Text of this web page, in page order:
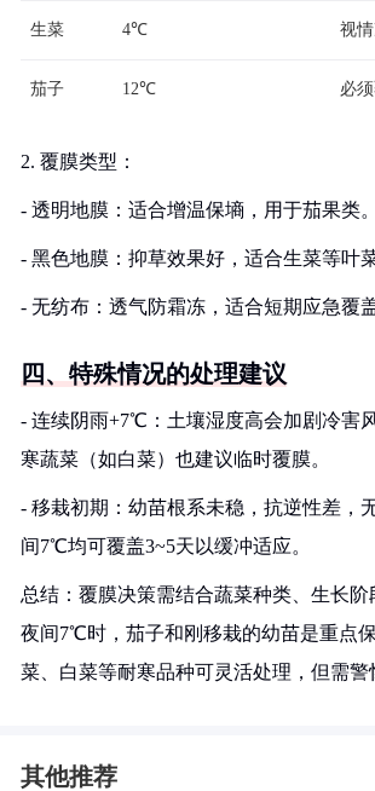
生菜 4℃ 视
茄子 12℃ 必
2. 覆膜类型：
- 透明地膜：适合增温保墒，用于茄果类。
- 黑色地膜：抑草效果好，适合生菜等叶菜
- 无纺布：透气防霜冻，适合短期应急覆盖
四、特殊情况的处理建议
- 连续阴雨+7℃：土壤湿度高会加剧冷害
寒蔬菜（如白菜）也建议临时覆膜。
- 移栽初期：幼苗根系未稳，抗逆性差，
间7℃均可覆盖3~5天以缓冲适应。
总结：覆膜决策需结合蔬菜种类、生长阶
夜间7℃时，茄子和刚移栽的幼苗是重点
菜、白菜等耐寒品种可灵活处理，但需警
其他推荐